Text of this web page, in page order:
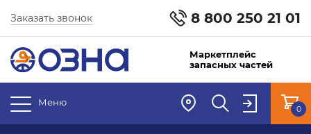
8 800 250 21 01
Заказать звонок
Маркетплейс
запасных частей
Меню
0